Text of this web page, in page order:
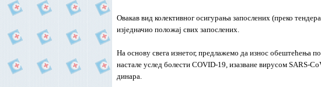
Овакав вид колективног осигурања запослених (преко
изједначио положај свих запослених.
На основу свега изнетог, предлажемо да износ обештећења
настале услед болести COVID-19, изазване вирусом SARS-
динара.